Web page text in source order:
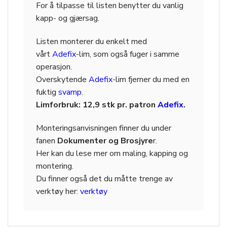
For å tilpasse til listen benytter du vanlig
kapp- og gjærsag.
Listen monterer du enkelt med
vårtAdefix-lim, som også fuger i samme
operasjon.
Overskytende Adefix-lim fjerner du med en
fuktig svamp.
Limforbruk: 12,9 stk pr. patron Adefix.
Monteringsanvisningen finner du under
fanen Dokumenter og Brosjyrer.
Her kan du lese mer om maling, kapping og
montering.
Du finner også det du måtte trenge av
verktøy her: verktøy